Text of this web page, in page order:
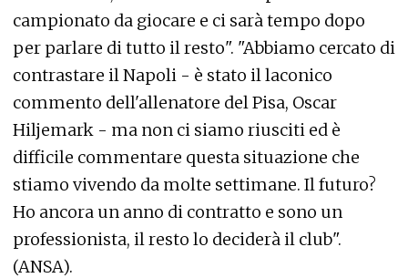
campionato da giocare e ci sarà tempo dopo
per parlare di tutto il resto". "Abbiamo cercato di
contrastare il Napoli - è stato il laconico
commento dell'allenatore del Pisa, Oscar
Hiljemark - ma non ci siamo riusciti ed è
difficile commentare questa situazione che
stiamo vivendo da molte settimane. Il futuro?
Ho ancora un anno di contratto e sono un
professionista, il resto lo deciderà il club".
(ANSA).